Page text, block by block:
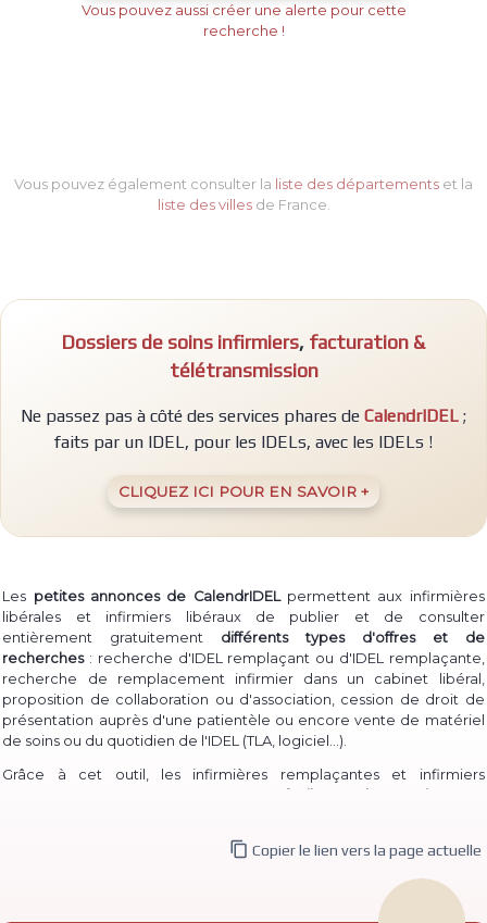
Vous pouvez aussi créer une alerte pour cette
recherche !
Vous pouvez également consulter la liste des départements et la
liste des villesde France.
Dossiers de soins infirmiers, facturation &
télétransmission
Ne passez pas à côté des services phares de CalendrIDEL ;
faits par un IDEL, pour les IDELs, avec les IDELs !
CLIQUEZ ICI POUR EN SAVOIR +
Les petites annonces de CalendrIDELpermettent aux infirmières
libérales et infirmiers libéraux de publier et de consulter
entièrement gratuitement différents types d'offres et de
recherches: recherche d'IDEL remplaçant ou d'IDEL remplaçante,
recherche de remplacement infirmier dans un cabinet libéral,
proposition de collaboration ou d'association, cession de droit de
présentation auprès d'une patientèle ou encore vente de matériel
de soins ou du quotidien de l'IDEL (TLA, logiciel...)
Grâce à cet outil, les infirmières remplaçantes et infirmiers
consulter les annonces de recherche
remplaçante et d'infirmier libéral remplaçant déjà publiées.
De même, des infirmières ou infirmiers titulaires peuvent aisément
recherche de collaborateur ou de collaboratrice
, ou
 Copier le lien vers la page actuelle